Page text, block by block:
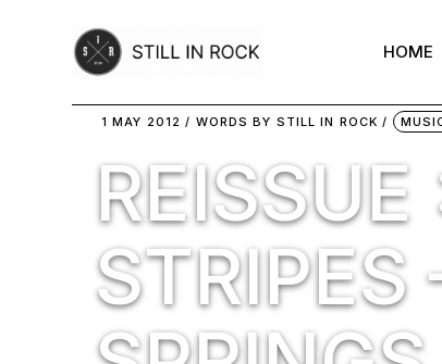
HOME
1 MAY 2012 WORDS BY STILL IN ROCK
STRIPES